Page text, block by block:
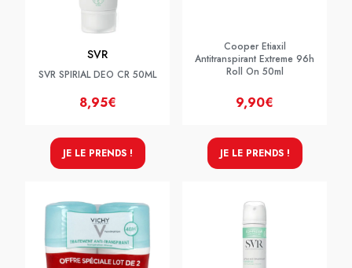
SVR
SVR SPIRIAL DEO CR 50ML
8,95€
JE LE PRENDS !
Cooper Etiaxil
Antitranspirant Extreme 96h
Roll On 50ml
9,90€
JE LE PRENDS !